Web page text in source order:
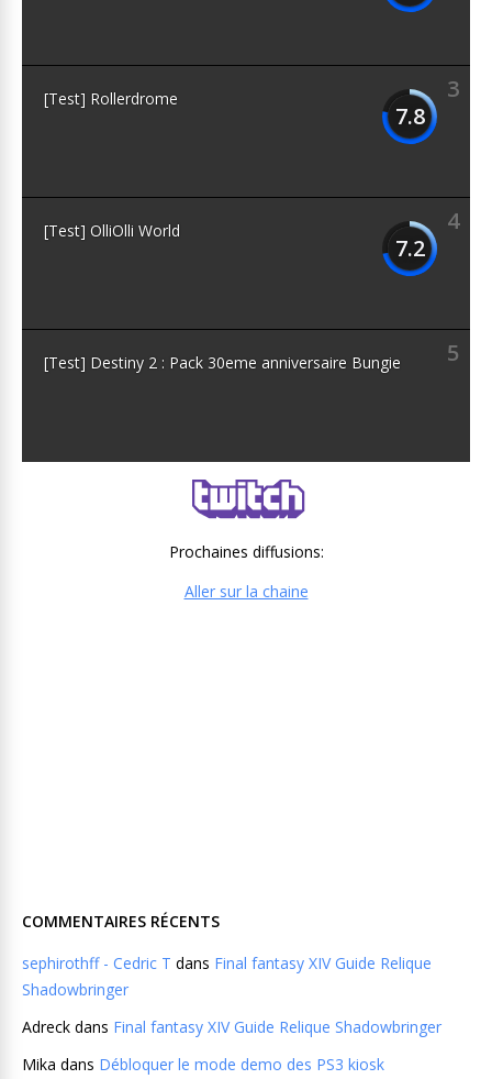
3
7.8
[Test] Rollerdrome
4
7.2
[Test] OlliOlli World
5
[Test] Destiny 2 : Pack 30eme anniversaire Bungie
Prochaines diffusions:
Aller sur la chaine
COMMENTAIRES RÉCENTS
sephirothff - Cedric T dans Final fantasy XIV Guide Relique
Shadowbringer
Adreck dans Final fantasy XIV Guide Relique Shadowbringer
Mika dans Débloquer le mode demo des PS3 kiosk